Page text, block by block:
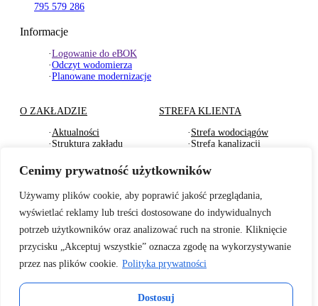
Cenimy prywatność użytkowników
Używamy plików cookie, aby poprawić jakość przeglądania,
wyświetlać reklamy lub treści dostosowane do indywidualnych
potrzeb użytkowników oraz analizować ruch na stronie. Kliknięcie
przycisku „Akceptuj wszystkie” oznacza zgodę na wykorzystywanie
przez nas plików cookie. Polityka prywatności
Dostosuj
795 579 286
Informacje
·Logowanie do eBOK
·Odczyt wodomierza
·Planowane modernizacje
O ZAKŁADZIE
· Aktualności
· Struktura zakładu
·Oferty pracy
STREFA KLIENTA
· Strefa wodociągów
· Strefa kanalizacji
komunalnych
·Strefa odbioru odpadów
BADANIA WODY
·Badania wewnętrzne wody
·Informacje o jakości wody
TARYFY I CENNIKI
·Za zbiorowe zaopatrzenie
·Za zbiorowe